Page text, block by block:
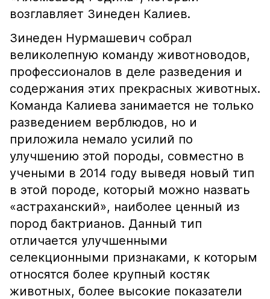
возглавляет Зинеден Калиев.
Зинеден Нурмашевич собрал
великолепную команду животноводов,
профессионалов в деле разведения и
содержания этих прекрасных животных.
Команда Калиева занимается не только
разведением верблюдов, но и
приложила немало усилий по
улучшению этой породы, совместно в
учеными в 2014 году выведя новый тип
в этой породе, который можно назвать
«астраханский», наиболее ценный из
пород бактрианов. Данный тип
отличается улучшенными
селекционными признаками, к которым
относятся более крупный костяк
животных, более высокие показатели